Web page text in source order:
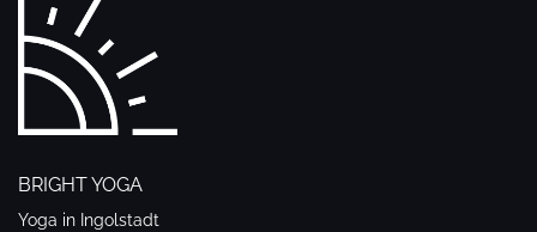
BRIGHT YOGA
Yoga in Ingolstadt